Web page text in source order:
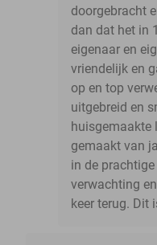
doorgebracht
dan dat het in
eigenaar en
vriendelijk en
op en top
uitgebreid en
huisgemaakte
gemaakt van
in de
verwachting
keer terug. Dit